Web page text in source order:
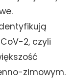
2, czyli
zimowym.